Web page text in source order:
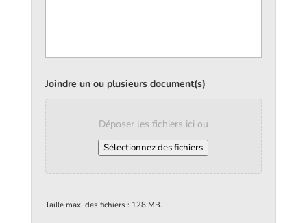
Joindre un ou plusieurs document(s)
Déposer les fichiers ici ou
Sélectionnez des fichiers
Taille max. des fichiers : 128 MB.